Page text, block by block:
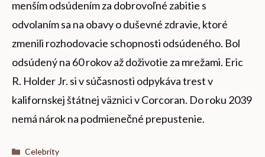
menším odsúdením za dobrovoľné zabitie s
odvolaním sa na obavy o duševné zdravie, ktoré
zmenili rozhodovacie schopnosti odsúdeného. Bol
odsúdený na 60 rokov až doživotie za mrežami. Eric
R. Holder Jr. si v súčasnosti odpykáva trest v
kalifornskej štátnej väznici v Corcoran. Do roku 2039
nemá nárok na podmienečné prepustenie.
Kategórie
Celebrity